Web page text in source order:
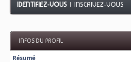
IDENTIFIEZ-VOUS |INSCRIVEZ-VOUS
INFOS DU PROFIL
Résumé